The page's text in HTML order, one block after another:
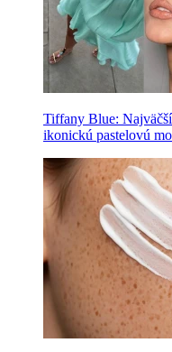
Tiffany Blue:
ikonickú pastelovú